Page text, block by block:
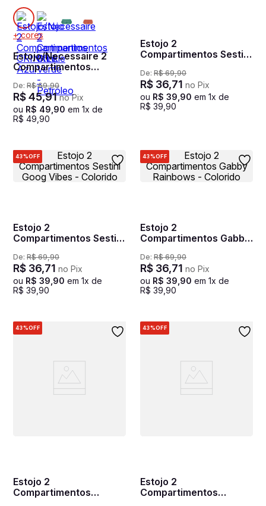
+ cores
Estojo/Necessaire 2
Compartimentos
CRINKLE Azul
De: R$ 69,90
R$45,91no Pix
ou R$ 49,90 em 1x de
R$ 49,90
Estojo 2
Compartimentos Sestini
De: R$ 69,90
R$ 36,71 no Pix
ou R$ 39,90 em 1x de
R$ 39,90
43%OFF
Estojo 2
Compartimentos Sestini
De: R$ 69,90
R$ 36,71 no Pix
ou R$ 39,90 em 1x de
R$ 39,90
43%OFF
Estojo 2
Compartimentos Gabby
De: R$ 69,90
R$ 36,71 no Pix
ou R$ 39,90 em 1x de
R$ 39,90
43%OFF
Estojo 2
Compartimentos
43%OFF
Estojo 2
Compartimentos